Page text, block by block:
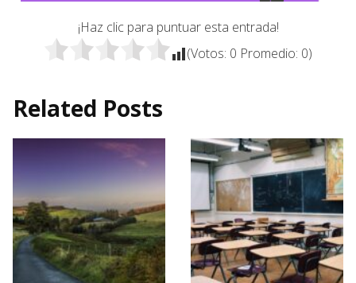
¡Haz clic para puntuar esta entrada!
(Votos: 0 Promedio: 0)
Related Posts